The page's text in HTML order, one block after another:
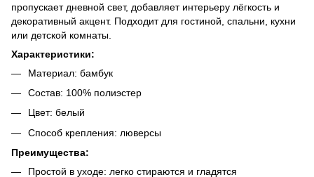
пропускает дневной свет, добавляет интерьеру лёгкость и
декоративный акцент. Подходит для гостиной, спальни, кухни
или детской комнаты.
Характеристики:
Материал: бамбук
Состав: 100% полиэстер
Цвет: белый
Способ крепления: люверсы
Преимущества:
Простой в уходе: легко стираются и гладятся